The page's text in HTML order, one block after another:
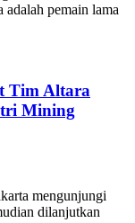
adalah pemain lama
Tim Altara
Mining
mengunjungi
dilanjutkan